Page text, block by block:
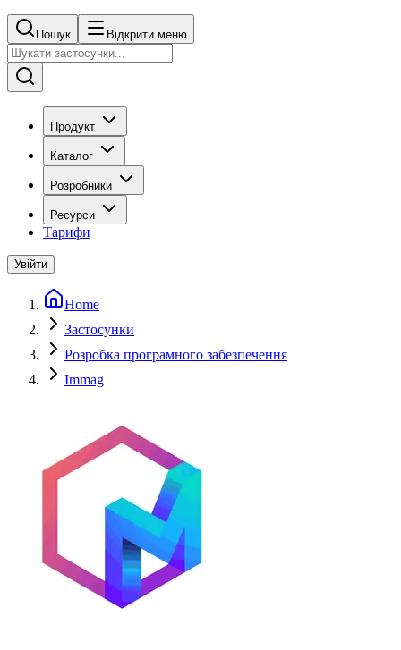
Пошук Відкрити меню
Продукт
Каталог
Розробники
Ресурси
Тарифи
Увійти
Home
Застосунки
Розробка програмного забезпечення
Immag